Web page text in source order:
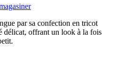
par sa confection en tricot
délicat, offrant un look à la fois